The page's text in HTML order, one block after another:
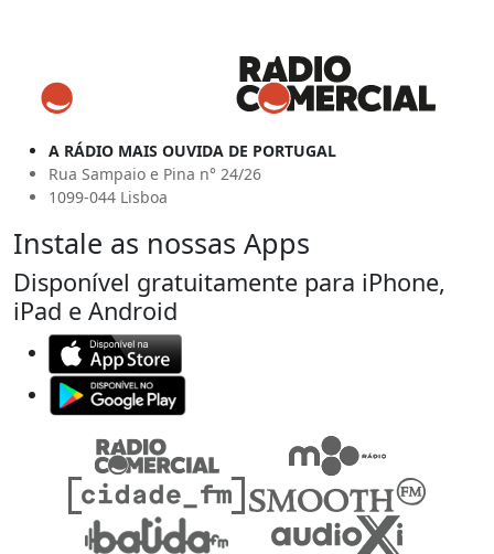
A RÁDIO MAIS OUVIDA DE PORTUGAL
Rua Sampaio e Pina n° 24/26
1099-044 Lisboa
Instale as nossas Apps
Disponível gratuitamente para iPhone,
iPad e Android